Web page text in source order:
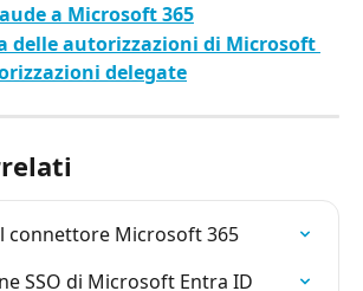
a Microsoft 365
delle autorizzazioni di Microsoft
delegate
connettore Microsoft 365
SSO di Microsoft Entra ID